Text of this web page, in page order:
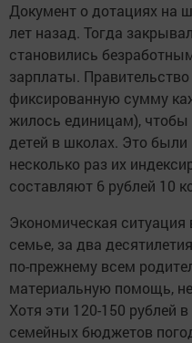
Документ о дотациях на
лет назад. Тогда
становились
зарплаты.
фиксированную сумму
жилось единицам), чтобы
детей в школах. Это
несколько раз их
составляют 6 рублей 10
Экономическая ситуация
семье, за два
по-прежнему всем
материальную помощь,
Хотя эти 120-150 рублей
семейных бюджетов